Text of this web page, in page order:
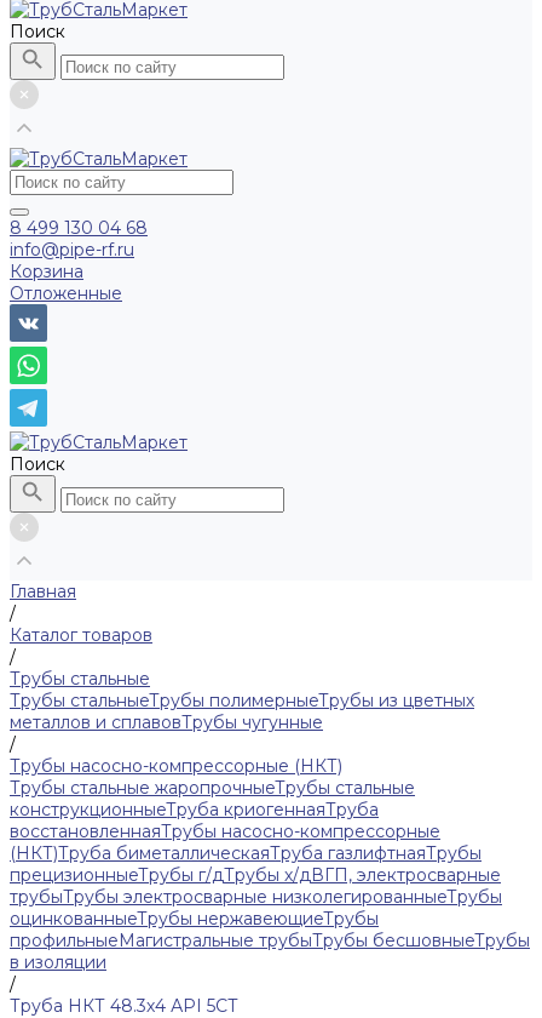
Поиск
8 499 130 04 68
info@pipe-rf.ru
Корзина
Отложенные
Поиск
Главная
/
Каталог товаров
/
Трубы стальные
Трубы стальныеТрубы полимерныеТрубы из цветных
металлов и сплавовТрубы чугунные
/
Трубы насосно-компрессорные (НКТ)
Трубы стальные жаропрочныеТрубы стальные
конструкционныеТруба криогеннаяТруба
восстановленнаяТрубы насосно-компрессорные
(НКТ)Труба биметаллическаяТруба газлифтнаяТрубы
прецизионныеТрубы г/дТрубы х/дВГП, электросварные
трубыТрубы электросварные низколегированныеТрубы
оцинкованныеТрубы нержавеющиеТрубы
профильныеМагистральные трубыТрубы бесшовныеТрубы
в изоляции
/
Труба НКТ 48.3х4 АРI 5СТ